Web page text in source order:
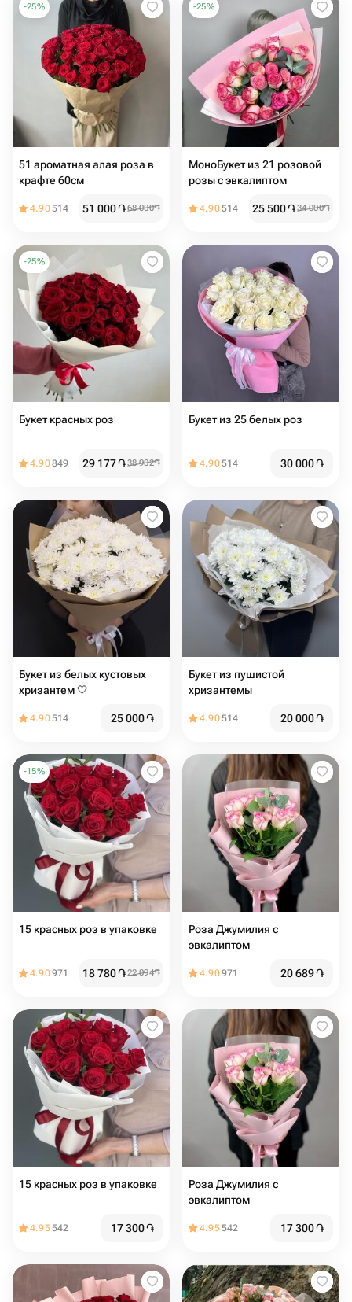
-25%
51 ароматная алая роза в
крафте 60см
4.90514 51 000֏68 000֏
-25%
МоноБукет из 21 розовой
розы с эвкалиптом
4.90514 25 500֏34 000֏
-25%
Букет красных роз
4.90849 29 177֏38 902֏
Букет из 25 белых роз
4.90514 30 000֏
Букет из белых кустовых
хризантем 🤍
4.90514 25 000֏
Букет из пушистой
хризантемы
4.90514 20 000֏
-15%
15 красных роз в упаковке
4.90971 18 780֏22 094֏
Роза Джумилия с
эвкалиптом
4.90971 20 689֏
15 красных роз в упаковке
4.95542 17 300֏
Роза Джумилия с
эвкалиптом
4.95542 17 300֏